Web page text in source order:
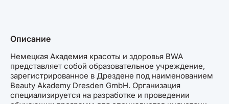
Описание
Немецкая Академия красоты и здоровья BWA
представляет собой образовательное учреждение,
зарегистрированное в Дрездене под наименованием
Beauty Akademy Dresden GmbH. Организация
специализируется на разработке и проведении